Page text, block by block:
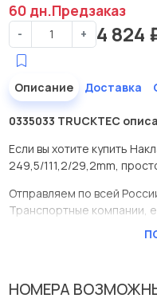
60 дн.Предзаказ
- + 4 824
Описание Доставка
0335033 TRUCKTEC
Если вы хотите купить
249,5/111,2/29,2mm,
Отправляем по всей
Транспортные компании,
У данной детали есть
НОМЕРА